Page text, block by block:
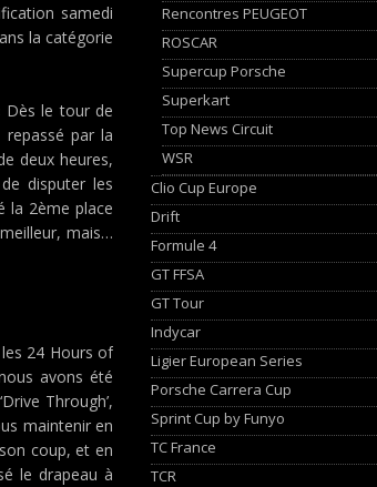
samedi
la catégorie
Dès le tour de
par la
deux heures,
disputer les
la 2ème place
mais…
24 Hours of
avons été
Through’,
maintenir en
coup, et en
le drapeau à
Rencontres PEUGEOT
ROSCAR
Supercup Porsche
Superkart
Top News Circuit
WSR
Clio Cup Europe
Drift
Formule 4
GT FFSA
GT Tour
Indycar
Ligier European Series
Porsche Carrera Cup
Sprint Cup by Funyo
TC France
TCR